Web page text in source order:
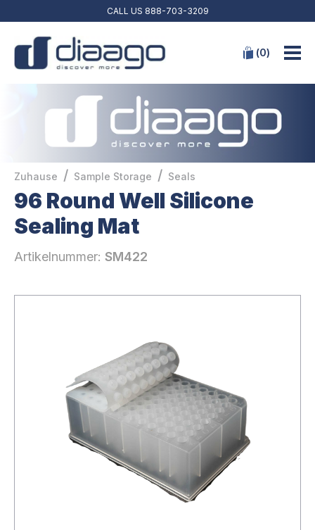
CALL US 888-703-3209
(0)
Zuhause / Sample Storage / Seals
96 Round Well Silicone
Sealing Mat
Artikelnummer: SM422